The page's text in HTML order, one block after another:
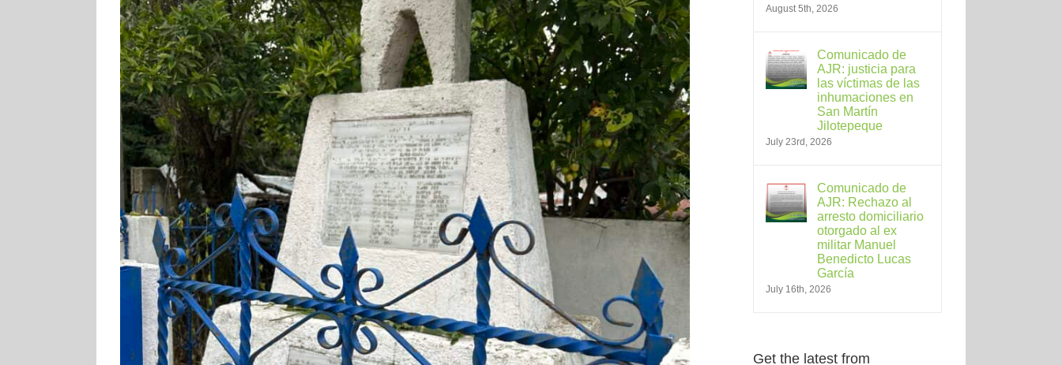
August 5th, 2026
Comunicado de
AJR: justicia para
las víctimas de las
inhumaciones en
San Martín
Jilotepeque
July 23rd, 2026
Comunicado de
AJR: Rechazo al
arresto domiciliario
otorgado al ex
militar Manuel
Benedicto Lucas
García
July 16th, 2026
Get the latest from